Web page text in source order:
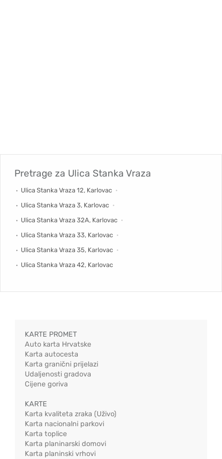
Pretrage za Ulica Stanka Vraza
Ulica Stanka Vraza 12, Karlovac
Ulica Stanka Vraza 3, Karlovac
Ulica Stanka Vraza 32A, Karlovac
Ulica Stanka Vraza 33, Karlovac
Ulica Stanka Vraza 35, Karlovac
Ulica Stanka Vraza 42, Karlovac
KARTE PROMET
Auto karta Hrvatske
Karta autocesta
Karta granični prijelazi
Udaljenosti gradova
Cijene goriva
KARTE
Karta kvaliteta zraka (Uživo)
Karta nacionalni parkovi
Karta toplice
Karta planinarski domovi
Karta planinski vrhovi